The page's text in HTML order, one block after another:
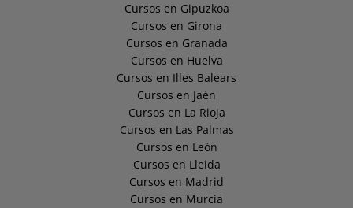
Cursos en Gipuzkoa
Cursos en Girona
Cursos en Granada
Cursos en Huelva
Cursos en Illes Balears
Cursos en Jaén
Cursos en La Rioja
Cursos en Las Palmas
Cursos en León
Cursos en Lleida
Cursos en Madrid
Cursos en Murcia